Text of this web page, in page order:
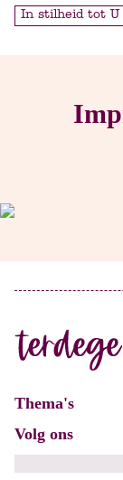
In stilheid tot U
Thema's
Volg ons